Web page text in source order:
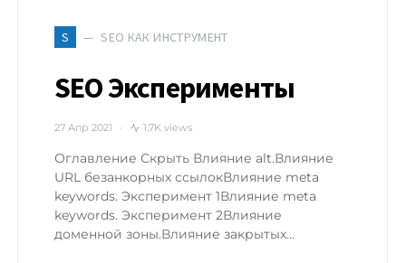
S SEO КАК ИНСТРУМЕНТ
SEO Эксперименты
27 Апр 2021 1,7K views
Оглавление Скрыть Влияние alt.Влияние
URL безанкорных ссылокВлияние meta
keywords. Эксперимент 1Влияние meta
keywords. Эксперимент 2Влияние
доменной зоны.Влияние закрытых…